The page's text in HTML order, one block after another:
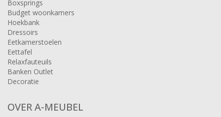
Boxsprings
Budget woonkamers
Hoekbank
Dressoirs
Eetkamerstoelen
Eettafel
Relaxfauteuils
Banken Outlet
Decoratie
OVER A-MEUBEL